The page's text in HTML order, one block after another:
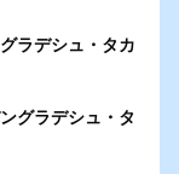
ラデシュ・タカ
グラデシュ・タ